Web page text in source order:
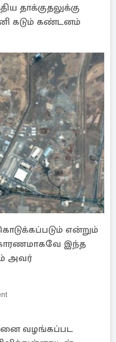
தாக்குதலுக்கு
கடும் கண்டனம்
என்றும்
இந்த
அவர்
வழங்கப்பட